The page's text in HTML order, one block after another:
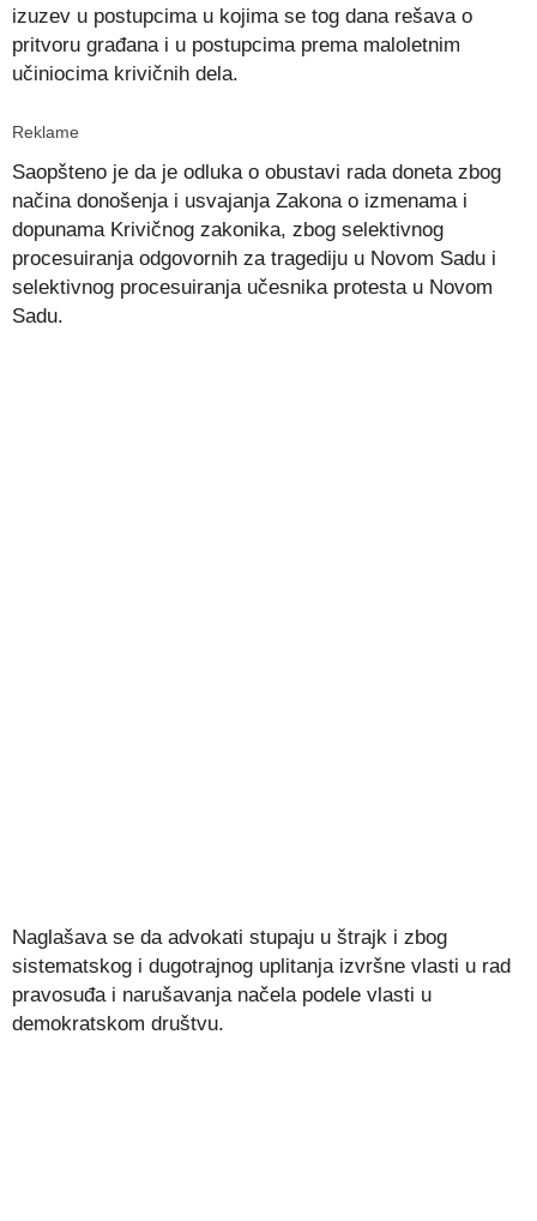
izuzev u postupcima u kojima se tog dana rešava o
pritvoru građana i u postupcima prema maloletnim
učiniocima krivičnih dela.
Reklame
Saopšteno je da je odluka o obustavi rada doneta zbog
načina donošenja i usvajanja Zakona o izmenama i
dopunama Krivičnog zakonika, zbog selektivnog
procesuiranja odgovornih za tragediju u Novom Sadu i
selektivnog procesuiranja učesnika protesta u Novom
Sadu.
Naglašava se da advokati stupaju u štrajk i zbog
sistematskog i dugotrajnog uplitanja izvršne vlasti u rad
pravosuđa i narušavanja načela podele vlasti u
demokratskom društvu.